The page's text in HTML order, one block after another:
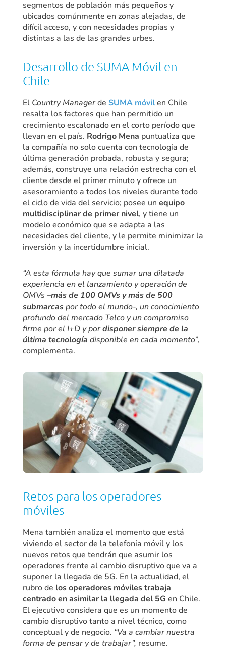
segmentos de población más pequeños y
ubicados comúnmente en zonas alejadas, de
difícil acceso, y con necesidades propias y
distintas a las de las grandes urbes.
Desarrollo de SUMA Móvil en
Chile
El Country Managerde SUMA móvilen Chile
resalta los factores que han permitido un
crecimiento escalonado en el corto período que
llevan en el país. Rodrigo Mena puntualiza que
la compañía no solo cuenta con tecnología de
última generación probada, robusta y segura;
además, construye una relación estrecha con el
cliente desde el primer minuto y ofrece un
asesoramiento a todos los niveles durante todo
el ciclo de vida del servicio; posee un equipo
multidisciplinar de primer nivel, y tiene un
modelo económico que se adapta a las
necesidades del cliente, y le permite minimizar la
inversión y la incertidumbre inicial.
“A esta fórmula hay que sumar una dilatada
experiencia en el lanzamiento y operación de
OMVs –más de 100 OMVs y más de 500
submarcaspor todo el mundo-, un conocimiento
profundo del mercado Telco y un compromiso
firme por el I+D y pordisponer siempre de la
última tecnología disponible en cada momento”,
complementa.
Retos para los operadores
móviles
Mena también analiza el momento que está
viviendo el sector de la telefonía móvil y los
nuevos retos que tendrán que asumir los
operadores frente al cambio disruptivo que va a
suponer la llegada de 5G. En la actualidad, el
rubro de los operadores móviles trabaja
centrado en asimilar la llegada del 5G en Chile.
El ejecutivo considera que es un momento de
cambio disruptivo tanto a nivel técnico, como
conceptual y de negocio. “Va a cambiar nuestra
forma de pensar y de trabajar”, resume.